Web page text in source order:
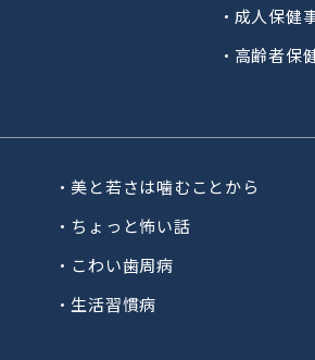
成人保健
高齢者保
美と若さは噛むことから
ちょっと怖い話
こわい歯周病
生活習慣病